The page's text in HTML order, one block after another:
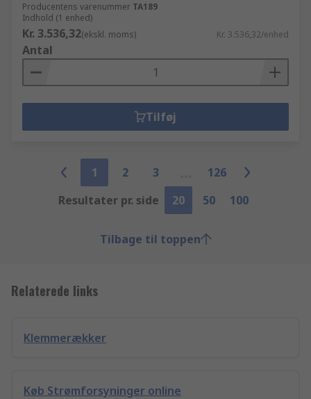
Producentens varenummer TA189
Indhold (1 enhed)
Kr. 3.536,32(ekskl. moms) Kr. 3.536,32/enhed
Antal
Tilføj
1 2 3
126
Resultater pr. side
20 50 100
Tilbage til toppen
Relaterede links
Klemmerækker
Køb Strømforsyninger online